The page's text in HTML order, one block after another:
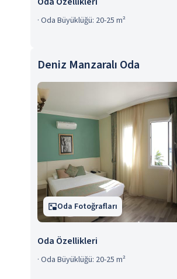
· Oda Büyüklüğü: 20-25 m²
Deniz Manzaralı Oda
Oda Fotoğrafları
Oda Özellikleri
· Oda Büyüklüğü: 20-25 m²